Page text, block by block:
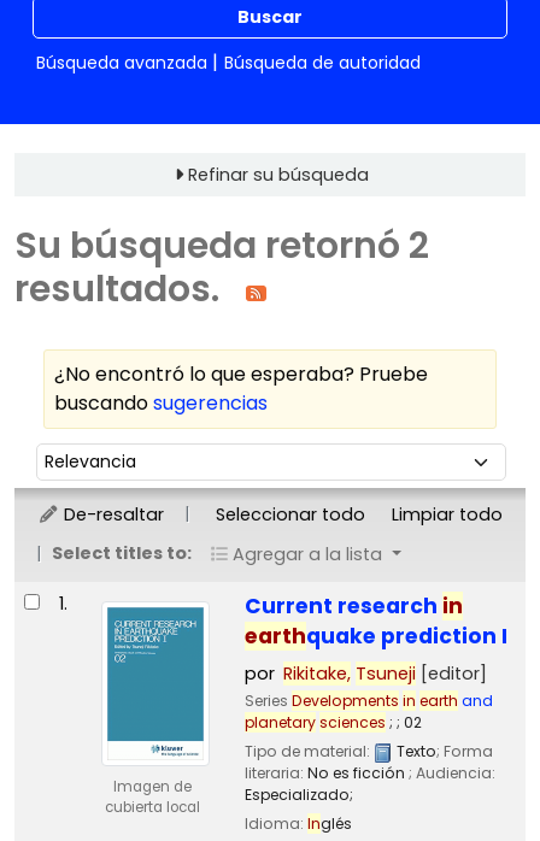
Buscar
Búsqueda avanzada
Búsqueda de autoridad
Refinar su búsqueda
Su búsqueda retornó 2
resultados.
¿No encontró lo que esperaba? Pruebe
buscandosugerencias
Ordenar
Ordenar por:
De-resaltar Seleccionar todo
Limpiar todo
Select titles to:
Agregar a la lista
Resultados
1.
Imagen de
cubierta local
Current research in
earthquake prediction I
por Rikitake, Tsuneji [editor]
Series Developments in earth and
planetarysciences ; ; 02
Tipo de material:
Texto; Forma
literaria: No es ficción ; Audiencia:
Especializado;
Idioma: Inglés